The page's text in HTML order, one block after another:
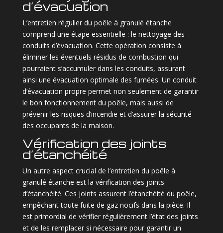
d’évacuation
L’entretien régulier du poêle à granulé étanche
comprend une étape essentielle : le nettoyage des
conduits d’évacuation. Cette opération consiste à
éliminer les éventuels résidus de combustion qui
pourraient s’accumuler dans les conduits, assurant
ainsi une évacuation optimale des fumées. Un conduit
d’évacuation propre permet non seulement de garantir
le bon fonctionnement du poêle, mais aussi de
prévenir les risques d’incendie et d’assurer la sécurité
des occupants de la maison.
Vérification des joints
d’étanchéité
Un autre aspect crucial de l’entretien du poêle à
granulé étanche est la vérification des joints
d’étanchéité. Ces joints assurent l’étanchéité du poêle,
empêchant toute fuite de gaz nocifs dans la pièce. Il
est primordial de vérifier régulièrement l’état des joints
et de les remplacer si nécessaire pour garantir un